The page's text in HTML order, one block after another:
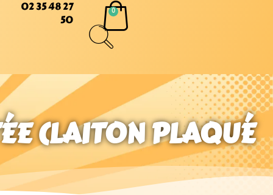
02 35 48 27
50
(LAITON PLAQUÉ